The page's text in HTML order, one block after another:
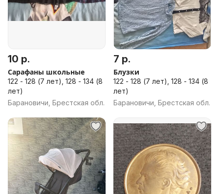
10 р.
Сарафаны школьные
122 - 128 (7 лет), 128 - 134 (8
лет)
Барановичи, Брестская обл.
7 р.
Блузки
122 - 128 (7 лет), 128 - 134 (8
лет)
Барановичи, Брестская обл.